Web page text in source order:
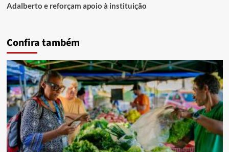
Adalberto e reforçam apoio à instituição
Confira também